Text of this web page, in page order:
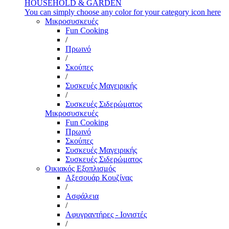
HOUSEHOLD & GARDEN
You can simply choose any color for your category icon here
Μικροσυσκευές
Fun Cooking
/
Πρωινό
/
Σκούπες
/
Συσκευές Μαγειρικής
/
Συσκευές Σιδερώματος
Μικροσυσκευές
Fun Cooking
Πρωινό
Σκούπες
Συσκευές Μαγειρικής
Συσκευές Σιδερώματος
Οικιακός Εξοπλισμός
Αξεσουάρ Κουζίνας
/
Ασφάλεια
/
Αφυγραντήρες - Ιονιστές
/